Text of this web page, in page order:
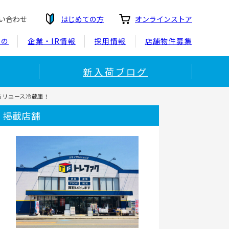
合わせ はじめての方 オンラインストア
企業・IR情報 採用情報 店舗物件募集
新入荷ブログ
ユース冷蔵庫！
掲載店舗